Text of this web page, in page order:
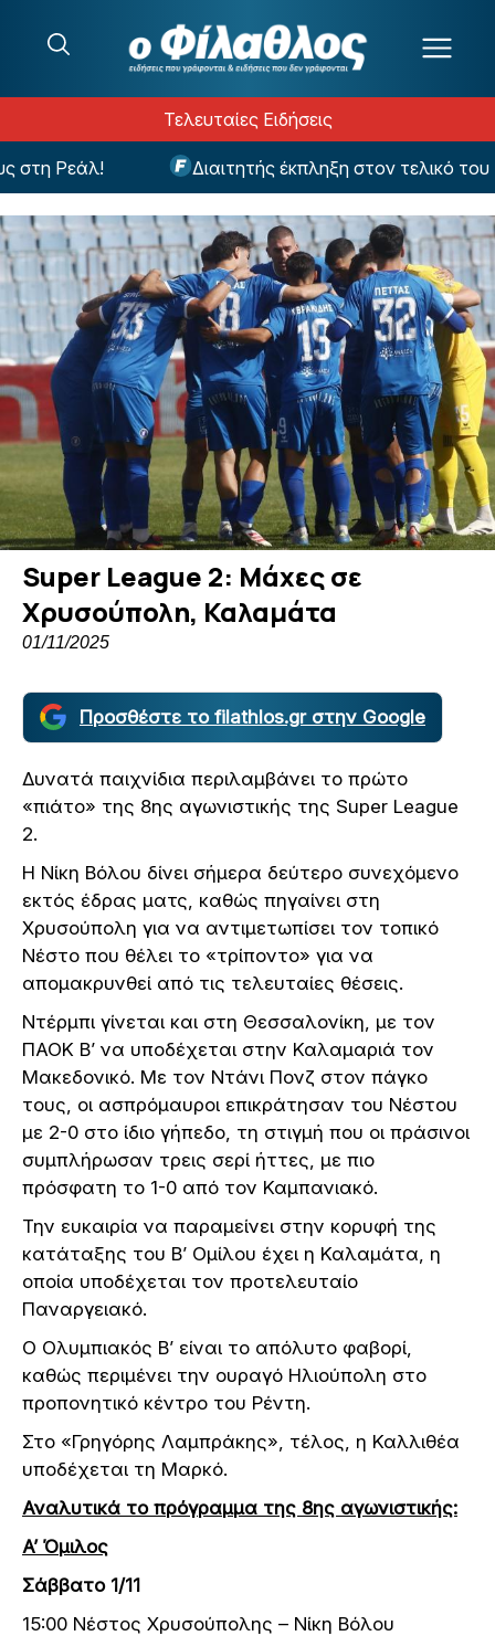
Τελευταίες Ειδήσεις
Ρεάλ! Διαιτητής έκπληξη στον τελικό του
Super League 2: Μάχες σε
Χρυσούπολη, Καλαμάτα
01/11/2025
Προσθέστε το filathlos.gr στην Google
Δυνατά παιχνίδια περιλαμβάνει το πρώτο
«πιάτο» της 8ης αγωνιστικής της Super League
2.
Η Νίκη Βόλου δίνει σήμερα δεύτερο συνεχόμενο
εκτός έδρας ματς, καθώς πηγαίνει στη
Χρυσούπολη για να αντιμετωπίσει τον τοπικό
Νέστο που θέλει το «τρίποντο» για να
απομακρυνθεί από τις τελευταίες θέσεις.
Ντέρμπι γίνεται και στη Θεσσαλονίκη, με τον
ΠΑΟΚ Β’ να υποδέχεται στην Καλαμαριά τον
Μακεδονικό. Με τον Ντάνι Πονζ στον πάγκο
τους, οι ασπρόμαυροι επικράτησαν του Νέστου
με 2-0 στο ίδιο γήπεδο, τη στιγμή που οι πράσινοι
συμπλήρωσαν τρεις σερί ήττες, με πιο
πρόσφατη το 1-0 από τον Καμπανιακό.
Την ευκαιρία να παραμείνει στην κορυφή της
κατάταξης του Β’ Ομίλου έχει η Καλαμάτα, η
οποία υποδέχεται τον προτελευταίο
Παναργειακό.
Ο Ολυμπιακός Β’ είναι το απόλυτο φαβορί,
καθώς περιμένει την ουραγό Ηλιούπολη στο
προπονητικό κέντρο του Ρέντη.
Στο «Γρηγόρης Λαμπράκης», τέλος, η Καλλιθέα
υποδέχεται τη Μαρκό.
Αναλυτικά το πρόγραμμα της 8ης αγωνιστικής:
A’ Όμιλος
Σάββατο 1/11
15:00 Νέστος Χρυσούπολης – Νίκη Βόλου